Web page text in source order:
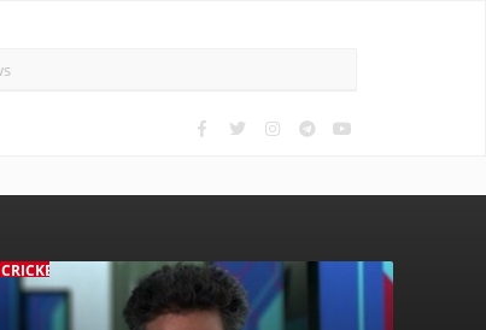
CRICKET